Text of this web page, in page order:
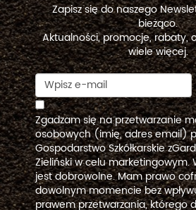
Zapisz się do naszego
bieżąco.
Aktualności, promocje, rabaty,
wiele więcej.
Zgadzam się na przetwarzanie
osobowych (imię, adres email)
Gospodarstwo Szkółkarskie
Zieliński w celu marketingowym.
jest dobrowolne. Mam prawo
dowolnym momencie bez
prawem przetwarzania, którego